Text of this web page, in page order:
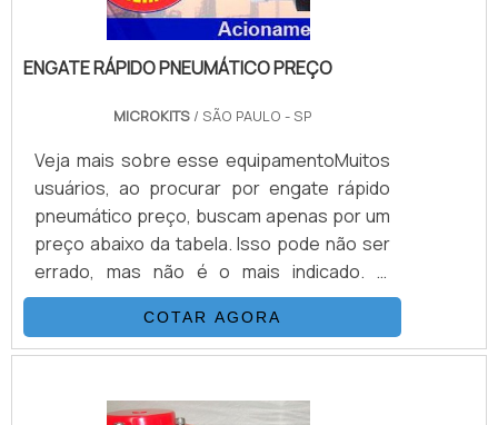
ENGATE RÁPIDO PNEUMÁTICO PREÇO
MICROKITS/ SÃO PAULO - SP
Veja mais sobre esse equipamentoMuitos
usuários, ao procurar por engate rápido
pneumático preço, buscam apenas por um
preço abaixo da tabela. Isso pode não ser
errado, mas não é o mais indicado. O
cliente, além do preço baixo, deve buscar
um equipamento que apresente qualidade
em sua estrutura, além de uma garantia de
conquistar contatando uma empresa de
COTAR AGORA